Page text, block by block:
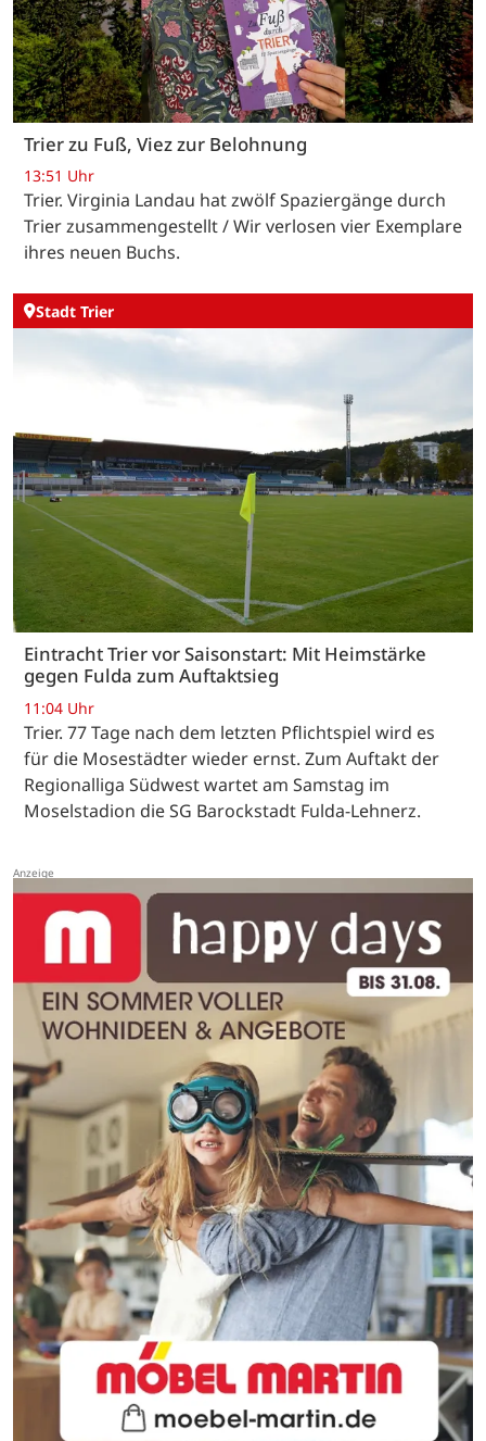
Trier zu Fuß, Viez zur Belohnung
13:51 Uhr
Trier. Virginia Landau hat zwölf Spaziergänge durch
Trier zusammengestellt / Wir verlosen vier Exemplare
ihres neuen Buchs.
Stadt Trier
Eintracht Trier vor Saisonstart: Mit Heimstärke
gegen Fulda zum Auftaktsieg
11:04 Uhr
Trier. 77 Tage nach dem letzten Pflichtspiel wird es
für die Mosestädter wieder ernst. Zum Auftakt der
Regionalliga Südwest wartet am Samstag im
Moselstadion die SG Barockstadt Fulda-Lehnerz.